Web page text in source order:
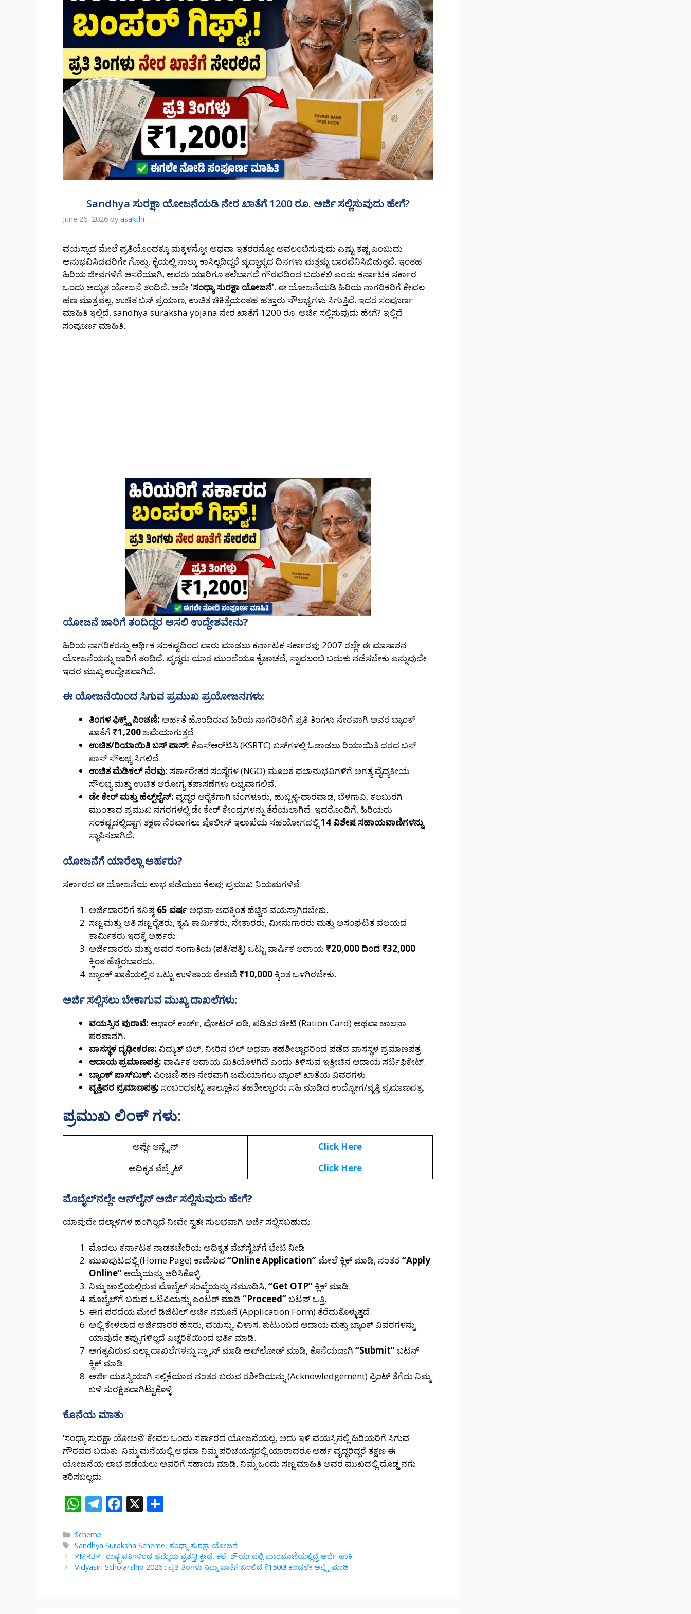
Sandhya ಸುರಕ್ಷಾ ಯೋಜನೆಯಡಿ ನೇರ ಖಾತೆಗೆ 1200 ರೂ. ಅರ್ಜಿ ಸಲ್ಲಿಸುವುದು ಹೇಗೆ?
June 26, 2026 by asakthi
ವಯಸ್ಸಾದ ಮೇಲೆ ಪ್ರತಿಯೊಂದಕ್ಕೂ ಮಕ್ಕಳನ್ನೋ ಅಥವಾ ಇತರರನ್ನೋ ಅವಲಂಬಿಸುವುದು ಎಷ್ಟು ಕಷ್ಟ ಎಂಬುದು
ಅನುಭವಿಸಿದವರಿಗೇ ಗೊತ್ತು. ಕೈಯಲ್ಲಿ ನಾಲ್ಕು ಕಾಸಿಲ್ಲದಿದ್ದರೆ ವೃದ್ಧಾಪ್ಯದ ದಿನಗಳು ಮತ್ತಷ್ಟು ಭಾರವೆನಿಸಿಬಿಡುತ್ತವೆ. ಇಂತಹ
ಹಿರಿಯ ಜೀವಗಳಿಗೆ ಆಸರೆಯಾಗಿ, ಅವರು ಯಾರಿಗೂ ತಲೆಬಾಗದೆ ಗೌರವದಿಂದ ಬದುಕಲಿ ಎಂದು ಕರ್ನಾಟಕ ಸರ್ಕಾರ
ಒಂದು ಅದ್ಭುತ ಯೋಜನೆ ತಂದಿದೆ. ಅದೇ ‘ಸಂಧ್ಯಾ ಸುರಕ್ಷಾ ಯೋಜನೆ’. ಈ ಯೋಜನೆಯಡಿ ಹಿರಿಯ ನಾಗರಿಕರಿಗೆ ಕೇವಲ
ಹಣ ಮಾತ್ರವಲ್ಲ, ಉಚಿತ ಬಸ್ ಪ್ರಯಾಣ, ಉಚಿತ ಚಿಕಿತ್ಸೆಯಂತಹ ಹತ್ತಾರು ಸೌಲಭ್ಯಗಳು ಸಿಗುತ್ತಿವೆ. ಇದರ ಸಂಪೂರ್ಣ
ಮಾಹಿತಿ ಇಲ್ಲಿದೆ. sandhya suraksha yojana ನೇರ ಖಾತೆಗೆ 1200 ರೂ. ಅರ್ಜಿ ಸಲ್ಲಿಸುವುದು ಹೇಗೆ? ಇಲ್ಲಿದೆ
ಸಂಪೂರ್ಣ ಮಾಹಿತಿ.
ಯೋಜನೆ ಜಾರಿಗೆ ತಂದಿದ್ದರ ಅಸಲಿ ಉದ್ದೇಶವೇನು?
ಹಿರಿಯ ನಾಗರಿಕರನ್ನು ಆರ್ಥಿಕ ಸಂಕಷ್ಟದಿಂದ ಪಾರು ಮಾಡಲು ಕರ್ನಾಟಕ ಸರ್ಕಾರವು 2007 ರಲ್ಲೇ ಈ ಮಾಸಾಶನ
ಯೋಜನೆಯನ್ನು ಜಾರಿಗೆ ತಂದಿದೆ. ವೃದ್ಧರು ಯಾರ ಮುಂದೆಯೂ ಕೈಚಾಚದೆ, ಸ್ವಾವಲಂಬಿ ಬದುಕು ನಡೆಸಬೇಕು ಎನ್ನುವುದೇ
ಇದರ ಮುಖ್ಯ ಉದ್ದೇಶವಾಗಿದೆ.
ಈ ಯೋಜನೆಯಿಂದ ಸಿಗುವ ಪ್ರಮುಖ ಪ್ರಯೋಜನಗಳು:
ತಿಂಗಳ ಫಿಕ್ಸ್ಡ್ ಪಿಂಚಣಿ: ಅರ್ಹತೆ ಹೊಂದಿರುವ ಹಿರಿಯ ನಾಗರಿಕರಿಗೆ ಪ್ರತಿ ತಿಂಗಳು ನೇರವಾಗಿ ಅವರ ಬ್ಯಾಂಕ್
ಖಾತೆಗೆ ₹1,200ಜಮೆಯಾಗುತ್ತದೆ.
ಉಚಿತ/ರಿಯಾಯಿತಿ ಬಸ್ ಪಾಸ್: ಕೆಎಸ್‌ಆರ್‌ಟಿಸಿ (KSRTC) ಬಸ್‌ಗಳಲ್ಲಿ ಓಡಾಡಲು ರಿಯಾಯಿತಿ ದರದ ಬಸ್
ಪಾಸ್ ಸೌಲಭ್ಯ ಸಿಗಲಿದೆ.
ಉಚಿತ ಮೆಡಿಕಲ್ ನೆರವು: ಸರ್ಕಾರೇತರ ಸಂಸ್ಥೆಗಳ (NGO) ಮೂಲಕ ಫಲಾನುಭವಿಗಳಿಗೆ ಅಗತ್ಯ ವೈದ್ಯಕೀಯ
ಸೌಲಭ್ಯ ಮತ್ತು ಉಚಿತ ಆರೋಗ್ಯ ತಪಾಸಣೆಗಳು ಲಭ್ಯವಾಗಲಿವೆ.
ಡೇ ಕೇರ್ ಮತ್ತು ಹೆಲ್ಪ್‌ಲೈನ್: ವೃದ್ಧರ ಆರೈಕೆಗಾಗಿ ಬೆಂಗಳೂರು, ಹುಬ್ಬಳ್ಳಿ-ಧಾರವಾಡ, ಬೆಳಗಾವಿ, ಕಲಬುರಗಿ
ಮುಂತಾದ ಪ್ರಮುಖ ನಗರಗಳಲ್ಲಿ ಡೇ ಕೇರ್ ಕೇಂದ್ರಗಳನ್ನು ತೆರೆಯಲಾಗಿದೆ. ಇದರೊಂದಿಗೆ, ಹಿರಿಯರು
ಸಂಕಷ್ಟದಲ್ಲಿದ್ದಾಗ ತಕ್ಷಣ ನೆರವಾಗಲು ಪೊಲೀಸ್ ಇಲಾಖೆಯ ಸಹಯೋಗದಲ್ಲಿ 14 ವಿಶೇಷ ಸಹಾಯವಾಣಿಗಳನ್ನು
ಸ್ಥಾಪಿಸಲಾಗಿದೆ.
ಯೋಜನೆಗೆ ಯಾರೆಲ್ಲಾ ಅರ್ಹರು?
ಸರ್ಕಾರದ ಈ ಯೋಜನೆಯ ಲಾಭ ಪಡೆಯಲು ಕೆಲವು ಪ್ರಮುಖ ನಿಯಮಗಳಿವೆ:
ಅರ್ಜಿದಾರರಿಗೆ ಕನಿಷ್ಠ 65 ವರ್ಷಅಥವಾ ಅದಕ್ಕಿಂತ ಹೆಚ್ಚಿನ ವಯಸ್ಸಾಗಿರಬೇಕು.
ಸಣ್ಣ ಮತ್ತು ಅತಿ ಸಣ್ಣ ರೈತರು, ಕೃಷಿ ಕಾರ್ಮಿಕರು, ನೇಕಾರರು, ಮೀನುಗಾರರು ಮತ್ತು ಅಸಂಘಟಿತ ವಲಯದ
ಕಾರ್ಮಿಕರು ಇದಕ್ಕೆ ಅರ್ಹರು.
ಅರ್ಜಿದಾರರು ಮತ್ತು ಅವರ ಸಂಗಾತಿಯ (ಪತಿ/ಪತ್ನಿ) ಒಟ್ಟು ವಾರ್ಷಿಕ ಆದಾಯ ₹20,000 ದಿಂದ ₹32,000
ಕ್ಕಿಂತ ಹೆಚ್ಚಿರಬಾರದು.
ಬ್ಯಾಂಕ್ ಖಾತೆಯಲ್ಲಿನ ಒಟ್ಟು ಉಳಿತಾಯ ಠೇವಣಿ ₹10,000 ಕ್ಕಿಂತ ಒಳಗಿರಬೇಕು.
ಅರ್ಜಿ ಸಲ್ಲಿಸಲು ಬೇಕಾಗುವ ಮುಖ್ಯ ದಾಖಲೆಗಳು:
ವಯಸ್ಸಿನ ಪುರಾವೆ: ಆಧಾರ್ ಕಾರ್ಡ್, ವೋಟರ್ ಐಡಿ, ಪಡಿತರ ಚೀಟಿ (Ration Card) ಅಥವಾ ಚಾಲನಾ
ಪರವಾನಗಿ.
ವಾಸಸ್ಥಳ ದೃಢೀಕರಣ: ವಿದ್ಯುತ್ ಬಿಲ್, ನೀರಿನ ಬಿಲ್ ಅಥವಾ ತಹಶೀಲ್ದಾರರಿಂದ ಪಡೆದ ವಾಸಸ್ಥಳ ಪ್ರಮಾಣಪತ್ರ.
ಆದಾಯ ಪ್ರಮಾಣಪತ್ರ: ವಾರ್ಷಿಕ ಆದಾಯ ಮಿತಿಯೊಳಗಿದೆ ಎಂದು ತಿಳಿಸುವ ಇತ್ತೀಚಿನ ಆದಾಯ ಸರ್ಟಿಫಿಕೇಟ್.
ಬ್ಯಾಂಕ್ ಪಾಸ್‌ಬುಕ್: ಪಿಂಚಣಿ ಹಣ ನೇರವಾಗಿ ಜಮೆಯಾಗಲು ಬ್ಯಾಂಕ್ ಖಾತೆಯ ವಿವರಗಳು.
ವೃತ್ತಿಪರ ಪ್ರಮಾಣಪತ್ರ: ಸಂಬಂಧಪಟ್ಟ ತಾಲ್ಲೂಕಿನ ತಹಶೀಲ್ದಾರರು ಸಹಿ ಮಾಡಿದ ಉದ್ಯೋಗ/ವೃತ್ತಿ ಪ್ರಮಾಣಪತ್ರ.
ಪ್ರಮುಖ ಲಿಂಕ್ ಗಳು:
ಅಪ್ಲೇ ಆನ್ಲೈನ್
Click Here
ಅಧಿಕೃತ ವೆಬ್ಸೈಟ್
‌Click Here
ಮೊಬೈಲ್‌ನಲ್ಲೇ ಆನ್‌ಲೈನ್ ಅರ್ಜಿ ಸಲ್ಲಿಸುವುದು ಹೇಗೆ?
ಯಾವುದೇ ದಲ್ಲಾಳಿಗಳ ಹಂಗಿಲ್ಲದೆ ನೀವೇ ಸ್ವತಃ ಸುಲಭವಾಗಿ ಅರ್ಜಿ ಸಲ್ಲಿಸಬಹುದು:
ಮೊದಲು ಕರ್ನಾಟಕ ನಾಡಕಚೇರಿಯ ಅಧಿಕೃತ ವೆಬ್‌ಸೈಟ್‌ಗೆ ಭೇಟಿ ನೀಡಿ.
ಮುಖಪುಟದಲ್ಲಿ (Home Page) ಕಾಣಿಸುವ “Online Application” ಮೇಲೆ ಕ್ಲಿಕ್ ಮಾಡಿ, ನಂತರ “Apply
Online” ಆಯ್ಕೆಯನ್ನು ಆರಿಸಿಕೊಳ್ಳಿ.
ನಿಮ್ಮ ಚಾಲ್ತಿಯಲ್ಲಿರುವ ಮೊಬೈಲ್ ಸಂಖ್ಯೆಯನ್ನು ನಮೂದಿಸಿ, “Get OTP” ಕ್ಲಿಕ್ ಮಾಡಿ.
ಮೊಬೈಲ್‌ಗೆ ಬರುವ ಒಟಿಪಿಯನ್ನು ಎಂಟರ್ ಮಾಡಿ “Proceed”ಬಟನ್ ಒತ್ತಿ.
ಈಗ ಪರದೆಯ ಮೇಲೆ ಡಿಜಿಟಲ್ ಅರ್ಜಿ ನಮೂನೆ (Application Form) ತೆರೆದುಕೊಳ್ಳುತ್ತದೆ.
ಅಲ್ಲಿ ಕೇಳಲಾದ ಅರ್ಜಿದಾರರ ಹೆಸರು, ವಯಸ್ಸು, ವಿಳಾಸ, ಕುಟುಂಬದ ಆದಾಯ ಮತ್ತು ಬ್ಯಾಂಕ್ ವಿವರಗಳನ್ನು
ಯಾವುದೇ ತಪ್ಪುಗಳಿಲ್ಲದೆ ಎಚ್ಚರಿಕೆಯಿಂದ ಭರ್ತಿ ಮಾಡಿ.
ಅಗತ್ಯವಿರುವ ಎಲ್ಲಾ ದಾಖಲೆಗಳನ್ನು ಸ್ಕ್ಯಾನ್ ಮಾಡಿ ಅಪ್‌ಲೋಡ್ ಮಾಡಿ, ಕೊನೆಯದಾಗಿ “Submit”ಬಟನ್
ಕ್ಲಿಕ್ ಮಾಡಿ.
ಅರ್ಜಿ ಯಶಸ್ವಿಯಾಗಿ ಸಲ್ಲಿಕೆಯಾದ ನಂತರ ಬರುವ ರಶೀದಿಯನ್ನು (Acknowledgement) ಪ್ರಿಂಟ್ ತೆಗೆದು ನಿಮ್ಮ
ಬಳಿ ಸುರಕ್ಷಿತವಾಗಿಟ್ಟುಕೊಳ್ಳಿ.
ಕೊನೆಯ ಮಾತು
‘ಸಂಧ್ಯಾ ಸುರಕ್ಷಾ ಯೋಜನೆ’ ಕೇವಲ ಒಂದು ಸರ್ಕಾರದ ಯೋಜನೆಯಲ್ಲ, ಅದು ಇಳಿ ವಯಸ್ಸಿನಲ್ಲಿ ಹಿರಿಯರಿಗೆ ಸಿಗುವ
ಗೌರವದ ಬದುಕು. ನಿಮ್ಮ ಮನೆಯಲ್ಲಿ ಅಥವಾ ನಿಮ್ಮ ಪರಿಚಯಸ್ಥರಲ್ಲಿ ಯಾರಾದರೂ ಅರ್ಹ ವೃದ್ಧರಿದ್ದರೆ ತಕ್ಷಣ ಈ
ಯೋಜನೆಯ ಲಾಭ ಪಡೆಯಲು ಅವರಿಗೆ ಸಹಾಯ ಮಾಡಿ. ನಿಮ್ಮ ಒಂದು ಸಣ್ಣ ಮಾಹಿತಿ ಅವರ ಮುಖದಲ್ಲಿ ದೊಡ್ಡ ನಗು
ತರಿಸಬಲ್ಲದು.
W
at
s
A
T
gr
a
F
e
b
o
X
ar
e
Categories
Scheme
Tags
Sandhya Suraksha Scheme,ಸಂಧ್ಯಾ ಸುರಕ್ಷಾ ಯೋಜನೆ
PMRBP : ರಾಷ್ಟ್ರಪತಿಗಳಿಂದ ಹೆಮ್ಮೆಯ ಪ್ರಶಸ್ತಿ! ಕ್ರೀಡೆ, ಕಲೆ, ಶೌರ್ಯದಲ್ಲಿ ಮುಂಚೂಣಿಯಲ್ಲಿದ್ರೆ ಅರ್ಜಿ ಹಾಕಿ
Vidyasiri Scholarship 2026 : ಪ್ರತಿ ತಿಂಗಳು ನಿಮ್ಮ ಖಾತೆಗೆ ಬರಲಿದೆ ₹1500! ಕೂಡಲೇ ಅಪ್ಲೈ ಮಾಡಿ